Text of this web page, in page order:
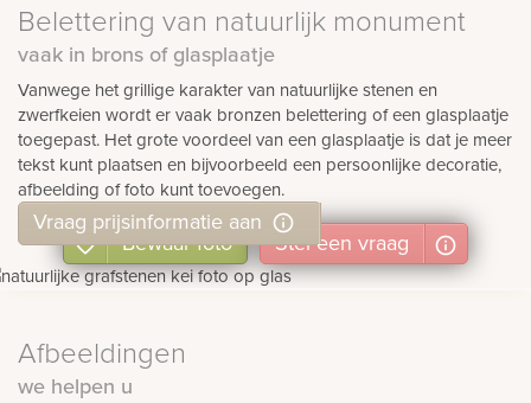
Belettering van natuurlijk monument
vaak in brons of glasplaatje
Vanwege het grillige karakter van natuurlijke stenen en
zwerfkeien wordt er vaak bronzen belettering of een glasplaatje
toegepast. Het grote voordeel van een glasplaatje is dat je meer
tekst kunt plaatsen en bijvoorbeeld een persoonlijke decoratie,
afbeelding of foto kunt toevoegen.
Vraag prijsinformatie aan
Bewaar foto Steleen vraag
Afbeeldingen
we helpen u